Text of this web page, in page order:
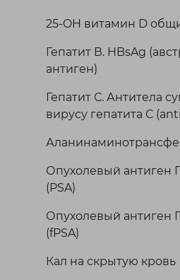
25-OH витамин D
Гепатит В. HBsAg
антиген)
Гепатит С. Антитела
вирусу гепатита С
Опухолевый антиген
(PSA)
Опухолевый антиген
(fPSA)
Кал на скрытую кровь